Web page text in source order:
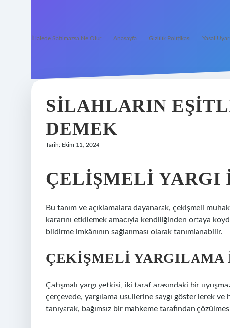
İHalede Satılmazsa Ne Olur Anasayfa Gizlilik Politikası Yasal Uyarı
SILAHLARIN
DEMEK
Tarih: Ekim 11, 2024
ÇELIŞMELI YARGI
Bu tanım ve açıklamalara dayanarak, çekişmeli
kararını etkilemek amacıyla kendiliğinden ortaya
bildirme imkânının sağlanması olarak tanımlanabilir.
ÇEKIŞMELI YARGILAMA
Çatışmalı yargı yetkisi, iki taraf arasındaki bir
çerçevede, yargılama usullerine saygı gösterilerek
tanıyarak, bağımsız bir mahkeme tarafından